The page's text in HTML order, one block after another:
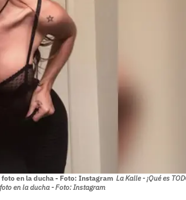
foto en la ducha - Foto: Instagram La Kalle - ¡Qué es
en la ducha - Foto: Instagram